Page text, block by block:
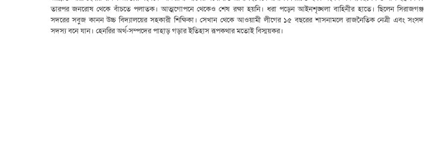
তারপর জনরোষ থেকে বাঁচতে পলাতক। আত্মগোপনে থেকেও শেষ রক্ষা হয়নি। ধরা পড়েন আইনশৃঙ্খলা বাহিনীর হাতে। ছিলেন সিরাজগঞ্জ
সদরের সবুজ কানন উচ্চ বিদ্যালয়ের সহকারী শিক্ষিকা। সেখান থেকে আওয়ামী লীগের ১৫ বছরের শাসনামলে রাজনৈতিক নেত্রী এবং সংসদ
সদস্য বনে যান। হেনরির অর্থ-সম্পদের পাহাড় গড়ার ইতিহাস রূপকথার মতোই বিস্ময়কর।